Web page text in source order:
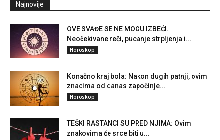
Najnovije
OVE SVAĐE SE NE MOGU IZBEĆI:
Neočekivane reči, pucanje strpljenja i...
Horoskop
Konačno kraj bola: Nakon dugih patnji, ovim
znacima od danas započinje...
Horoskop
TEŠKI RASTANCI SU PRED NJIMA: Ovim
znakovima će srce biti u...